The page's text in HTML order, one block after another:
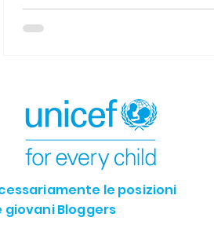
le posizioni
giovani Bloggers